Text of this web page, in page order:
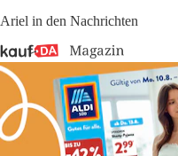
Ariel in den Nachrichten